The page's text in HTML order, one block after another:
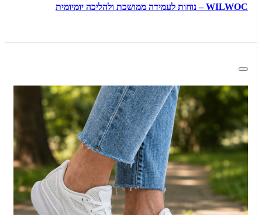
WILWOC – נוחות לעמידה ממושכת ולהליכה יומיומית